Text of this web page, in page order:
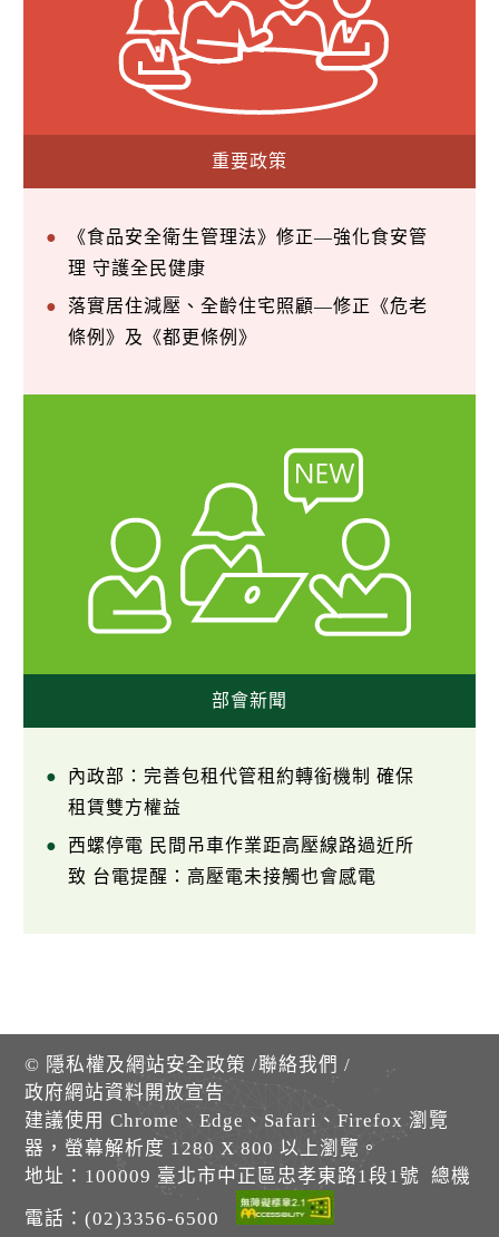
重要政策
《食品安全衛生管理法》修正—強化食安管
理 守護全民健康
落實居住減壓、全齡住宅照顧—修正《危老
條例》及《都更條例》
部會新聞
內政部：完善包租代管租約轉銜機制 確保
租賃雙方權益
西螺停電 民間吊車作業距高壓線路過近所
致 台電提醒：高壓電未接觸也會感電
© 隱私權及網站安全政策 /聯絡我們 /
政府網站資料開放宣告
建議使用 Chrome、Edge、Safari、Firefox 瀏覽
器，螢幕解析度 1280 X 800 以上瀏覽。
地址：100009 臺北市中正區忠孝東路1段1號 總機
電話：(02)3356-6500